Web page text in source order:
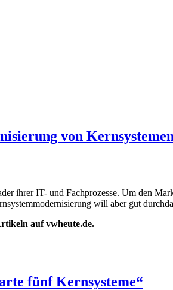
von
ihrer IT- und Fachprozesse. Um den
will aber gut
auf vwheute.de.
fünf Kernsysteme“